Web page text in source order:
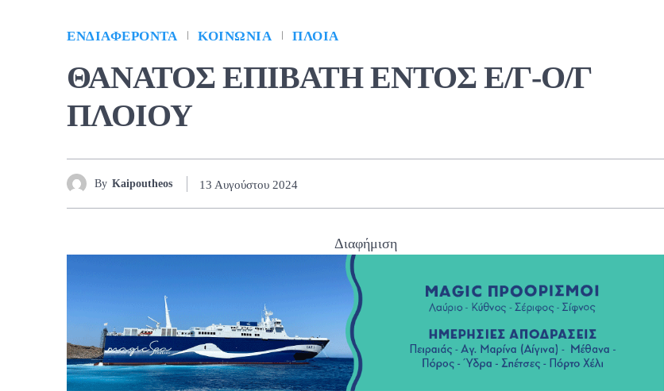
ΕΝΔΙΑΦΈΡΟΝΤΑ ΚΟΙΝΩΝΊΑ ΠΛΟΊΑ
ΘΑΝΑΤΟΣ ΕΠΙΒΑΤΗ ΕΝΤΟΣ Ε/Γ-Ο/Γ
ΠΛΟΙΟΥ
By Kaipoutheos 13 Αυγούστου 2024
Διαφήμιση